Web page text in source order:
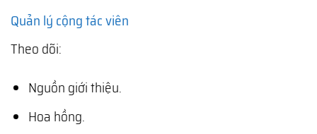
Quản lý cộng tác viên
Theo dõi:
Nguồn giới thiệu.
Hoa hồng.